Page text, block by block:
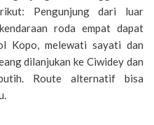
Pengunjung dari luar
roda empat dapat
Kopo, melewati sayati dan
dilanjukan ke Ciwidey dan
Route alternatif bisa